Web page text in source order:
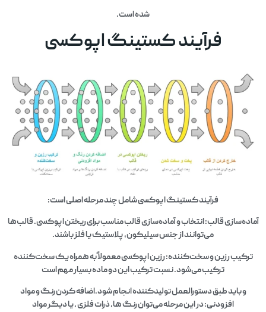
شده است.
فرآیند کستینگ اپوکسی
فرآیند کستینگ اپوکسی شامل چند مرحله اصلی است:
آماده‌سازی قالب: انتخاب و آماده‌سازی قالب مناسب برای ریختن اپوکسی. قالب‌ها
می‌توانند از جنس سیلیکون، پلاستیک یا فلز باشند.
ترکیب رزین و سخت‌کننده: رزین اپوکسی معمولاً به همراه یک سخت‌کننده
ترکیب می‌شود. نسبت ترکیب این دو ماده بسیار مهم است
و باید طبق دستورالعمل تولیدکننده انجام شود.اضافه کردن رنگ و مواد
افزودنی: در این مرحله می‌توان رنگ‌ ها، ذرات فلزی ، یا دیگر مواد